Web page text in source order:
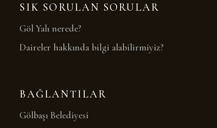
SIK SORULAN SORULAR
Göl Yalı nerede?
Daireler hakkında bilgi alabilirmiyiz?
BAĞLANTILAR
Gölbaşı Belediyesi